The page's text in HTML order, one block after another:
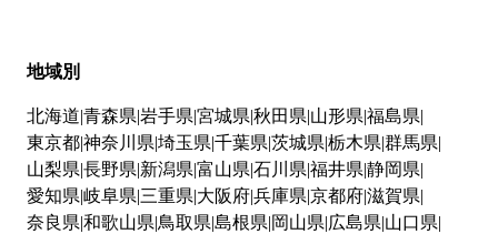
地域別
北海道 青森県 岩手県 宮城県 秋田県 山形県 福島県
東京都神奈川県 埼玉県 千葉県 茨城県 栃木県 群馬県
山梨県 長野県 新潟県 富山県 石川県 福井県 静岡県
愛知県 岐阜県 三重県 大阪府兵庫県 京都府滋賀県
奈良県 和歌山県 鳥取県 島根県 岡山県 広島県 山口県